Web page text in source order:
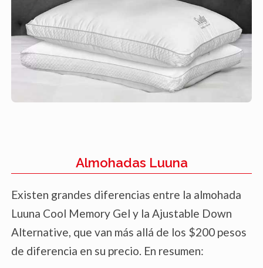
Almohadas Luuna
Existen grandes diferencias entre la almohada
Luuna Cool Memory Gel y la Ajustable Down
Alternative, que van más allá de los $200 pesos
de diferencia en su precio. En resumen: